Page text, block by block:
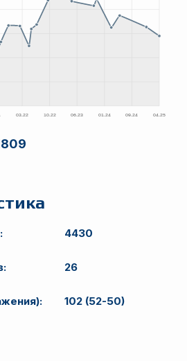
4430
26
102 (52-50)